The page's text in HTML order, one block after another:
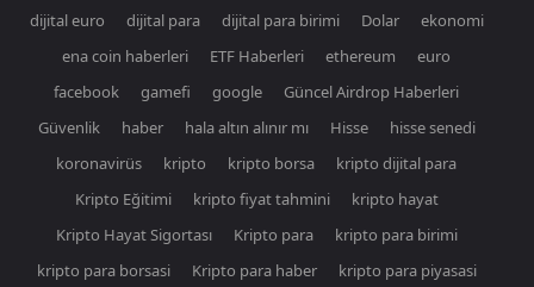
dijital euro
dijital para dijital para birimi Dolar
ekonomi
ena coin haberleri
ETF Haberleri ethereum
euro
facebook
gamefi google
Güncel Airdrop Haberleri
Güvenlik
haber hala altın alınır mı Hisse
hisse senedi
koronavirüs
kripto kripto borsa
kripto dijital para
Kripto Eğitimi
kripto fiyat tahmini
kripto hayat
Kripto Hayat Sigortası
Kripto para
kripto para birimi
kripto para borsasi
Kripto para haber
kripto para piyasasi